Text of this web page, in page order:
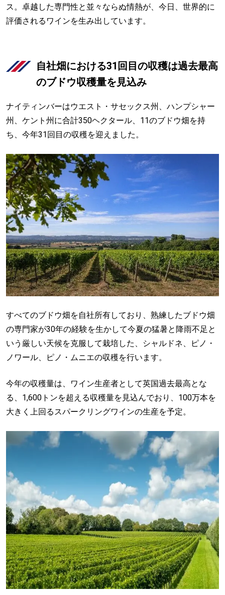
ス。卓越した専門性と並々ならぬ情熱が、今日、世界的に
評価されるワインを生み出しています。
自社畑における31回目の収穫は過去最高
のブドウ収穫量を見込み
ナイティンバーはウエスト・サセックス州、ハンプシャー
州、ケント州に合計350ヘクタール、11のブドウ畑を持
ち、今年31回目の収穫を迎えました。
すべてのブドウ畑を自社所有しており、熟練したブドウ畑
の専門家が30年の経験を生かして今夏の猛暑と降雨不足と
いう厳しい天候を克服して栽培した、シャルドネ、ピノ・
ノワール、ピノ・ムニエの収穫を行います。
今年の収穫量は、ワイン生産者として英国過去最高とな
る、1,600トンを超える収穫量を見込んでおり、100万本を
大きく上回るスパークリングワインの生産を予定。